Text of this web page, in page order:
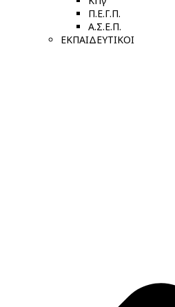
Π.Ε.Γ.Π.
Α.Σ.Ε.Π.
ΕΚΠΑΙΔΕΥΤΙΚΟΙ